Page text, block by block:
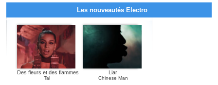
Les nouveautés Electro
Des fleurs et des flammes
Tal
Liar
Chinese Man